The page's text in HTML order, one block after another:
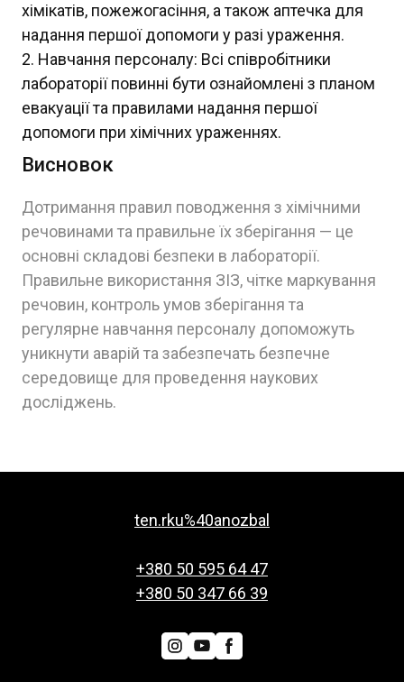
хімікатів, пожежогасіння, а також аптечка для
надання першої допомоги у разі ураження.
Навчання персоналу: Всі співробітники
лабораторії повинні бути ознайомлені з планом
евакуації та правилами надання першої
допомоги при хімічних ураженнях.
Висновок
Дотримання правил поводження з хімічними
речовинами та правильне їх зберігання — це
основні складові безпеки в лабораторії.
Правильне використання ЗІЗ, чітке маркування
речовин, контроль умов зберігання та
регулярне навчання персоналу допоможуть
уникнути аварій та забезпечать безпечне
середовище для проведення наукових
досліджень.
ten.rku%40anozbal
+380 50 595 64 47
+380 50 347 66 39